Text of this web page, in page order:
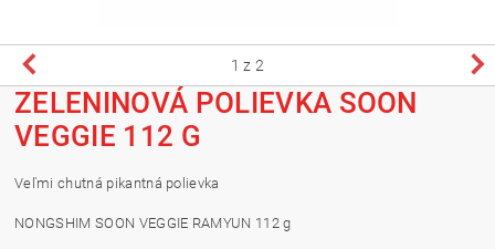
1 z 2
ZELENINOVÁ POLIEVKA SOON
VEGGIE 112 G
Veľmi chutná pikantná polievka
NONGSHIM SOON VEGGIE RAMYUN 112 g